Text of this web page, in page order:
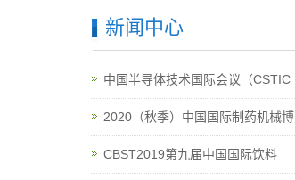
新闻中心
中国半导体技术国际会议（CSTIC
2020（秋季）中国国际制药机械博
CBST2019第九届中国国际饮料